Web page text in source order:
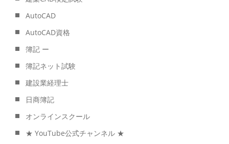
AutoCAD
AutoCAD資格
簿記 ー
簿記ネット試験
建設業経理士
日商簿記
オンラインスクール
★ YouTube公式チャンネル ★